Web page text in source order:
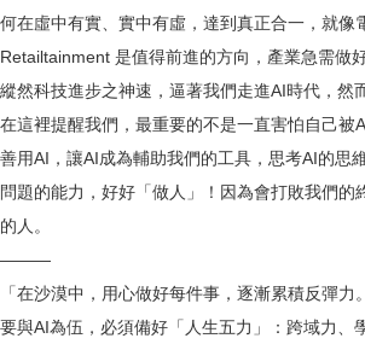
何在虛中有實、實中有虛，達到真正合一，就像
Retailtainment 是值得前進的方向，產業急需做
縱然科技進步之神速，逼著我們走進AI時代，然
在這裡提醒我們，最重要的不是一直害怕自己被
善用AI，讓AI成為輔助我們的工具，思考AI的思
問題的能力，好好「做人」！因為會打敗我們的
的人。
———
「在沙漠中，用心做好每件事，逐漸累積反彈力
要與AI為伍，必須備好「人生五力」：跨域力、